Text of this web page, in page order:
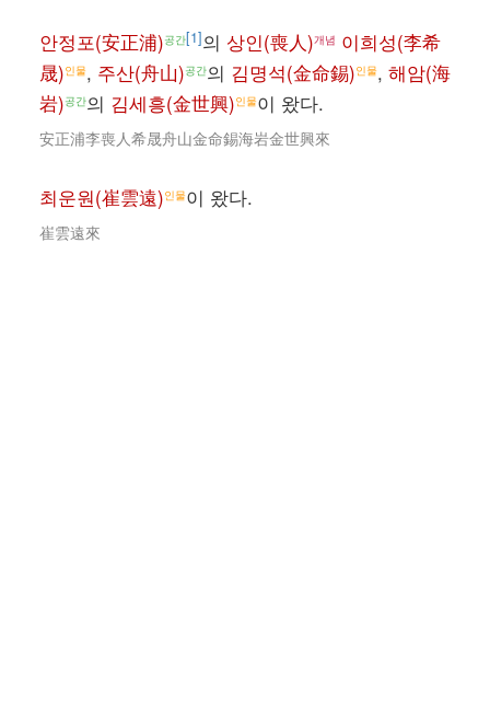
안정포(安正浦)공간[1]의 상인(喪人)개념 이희성(李希
晟)인물, 주산(舟山)공간의 김명석(金命錫)인물, 해암(海
岩)공간의 김세흥(金世興)인물이 왔다.
安正浦李喪人希晟舟山金命錫海岩金世興來
최운원(崔雲遠)인물이 왔다.
崔雲遠來